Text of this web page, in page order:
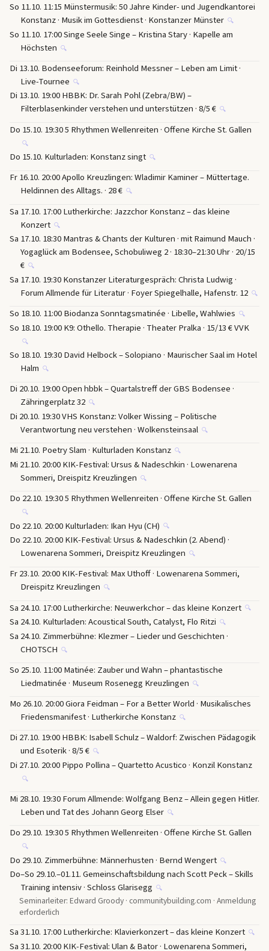
So 11.10. 11:15 Münstermusik: 50 Jahre Kinder- und Jugendkantorei
Konstanz · Musik im Gottesdienst · Konstanzer Münster 🔍
So 11.10. 17:00 Singe Seele Singe – Kristina Stary · Kapelle am
Höchsten 🔍
Di 13.10. Bodenseeforum: Reinhold Messner – Leben am Limit ·
Live-Tournee 🔍
Di 13.10. 19:00 HBBK: Dr. Sarah Pohl (Zebra/BW) –
Filterblasenkinder verstehen und unterstützen · 8/5 € 🔍
Do 15.10. 19:30 5 Rhythmen Wellenreiten · Offene Kirche St. Gallen
🔍
Do 15.10. Kulturladen: Konstanz singt 🔍
Fr 16.10. 20:00 Apollo Kreuzlingen: Wladimir Kaminer – Müttertage.
Heldinnen des Alltags. · 28 € 🔍
Sa 17.10. 17:00 Lutherkirche: Jazzchor Konstanz – das kleine
Konzert 🔍
Sa 17.10. 18:30 Mantras & Chants der Kulturen · mit Raimund Mauch ·
Yogaglück am Bodensee, Schobuliweg 2 · 18:30–21:30 Uhr · 20/15
€ 🔍
Sa 17.10. 19:30 Konstanzer Literaturgespräch: Christa Ludwig ·
Forum Allmende für Literatur · Foyer Spiegelhalle, Hafenstr. 12 🔍
So 18.10. 11:00 Biodanza Sonntagsmatinée · Libelle, Wahlwies 🔍
So 18.10. 19:00 K9: Othello. Therapie · Theater Pralka · 15/13 € VVK
🔍
So 18.10. 19:30 David Helbock – Solopiano · Maurischer Saal im Hotel
Halm 🔍
Di 20.10. 19:00 Open hbbk – Quartalstreff der GBS Bodensee ·
Zähringerplatz 32 🔍
Di 20.10. 19:30 VHS Konstanz: Volker Wissing – Politische
Verantwortung neu verstehen · Wolkensteinsaal 🔍
Mi 21.10. Poetry Slam · Kulturladen Konstanz 🔍
Mi 21.10. 20:00 KIK-Festival: Ursus & Nadeschkin · Lowenarena
Sommeri, Dreispitz Kreuzlingen 🔍
Do 22.10. 19:30 5 Rhythmen Wellenreiten · Offene Kirche St. Gallen
🔍
Do 22.10. 20:00 Kulturladen: Ikan Hyu (CH) 🔍
Do 22.10. 20:00 KIK-Festival: Ursus & Nadeschkin (2. Abend) ·
Lowenarena Sommeri, Dreispitz Kreuzlingen 🔍
Fr 23.10. 20:00 KIK-Festival: Max Uthoff · Lowenarena Sommeri,
Dreispitz Kreuzlingen 🔍
Sa 24.10. 17:00 Lutherkirche: Neuwerkchor – das kleine Konzert 🔍
Sa 24.10. Kulturladen: Acoustical South, Catalyst, Flo Ritzi 🔍
Sa 24.10. Zimmerbühne: Klezmer – Lieder und Geschichten ·
CHOTSCH 🔍
So 25.10. 11:00 Matinée: Zauber und Wahn – phantastische
Liedmatinée · Museum Rosenegg Kreuzlingen 🔍
Mo 26.10. 20:00 Giora Feidman – For a Better World · Musikalisches
Friedensmanifest · Lutherkirche Konstanz 🔍
Di 27.10. 19:00 HBBK: Isabell Schulz – Waldorf: Zwischen Pädagogik
und Esoterik · 8/5 € 🔍
Di 27.10. 20:00 Pippo Pollina – Quartetto Acustico · Konzil Konstanz
🔍
Mi 28.10. 19:30 Forum Allmende: Wolfgang Benz – Allein gegen Hitler.
Leben und Tat des Johann Georg Elser 🔍
Do 29.10. 19:30 5 Rhythmen Wellenreiten · Offene Kirche St. Gallen
🔍
Do 29.10. Zimmerbühne: Männerhusten · Bernd Wengert 🔍
Do–So 29.10.–01.11. Gemeinschaftsbildung nach Scott Peck – Skills
Training intensiv · Schloss Glarisegg 🔍
Seminarleiter: Edward Groody · communitybuilding.com · Anmeldung
erforderlich
Sa 31.10. 17:00 Lutherkirche: Klavierkonzert – das kleine Konzert 🔍
Sa 31.10. 20:00 KIK-Festival: Ulan & Bator · Lowenarena Sommeri,